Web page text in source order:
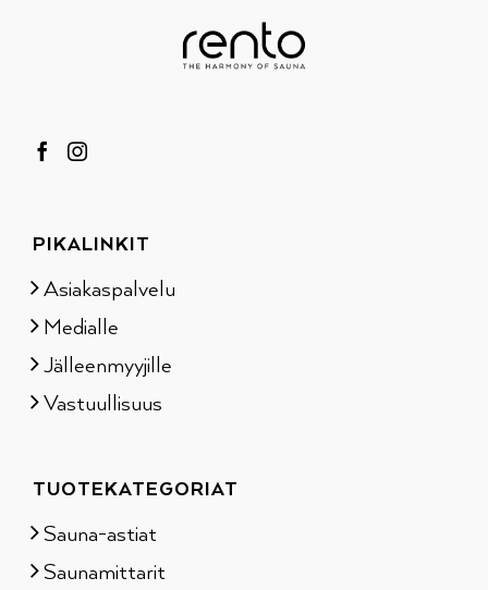
PIKALINKIT
Asiakaspalvelu
Medialle
Jälleenmyyjille
Vastuullisuus
TUOTEKATEGORIAT
Sauna-astiat
Saunamittarit